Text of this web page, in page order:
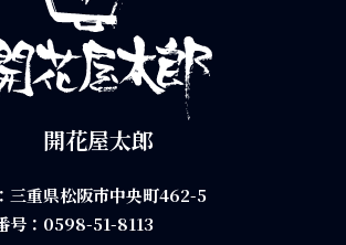
開花屋太郎
三重県松阪市中央町462-5
号： 0598-51-8113